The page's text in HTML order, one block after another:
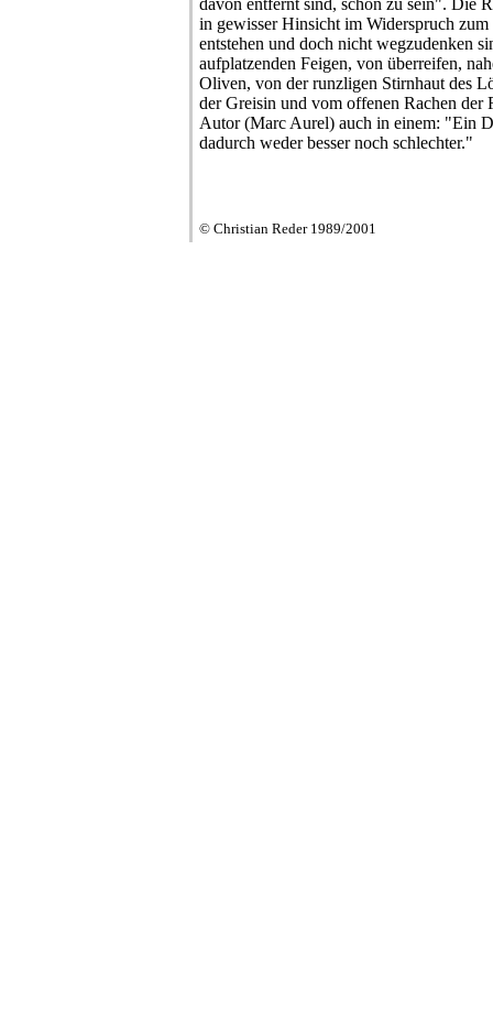
davon entfernt sind, schön zu sein". Die
in gewisser Hinsicht im Widerspruch zum
entstehen und doch nicht wegzudenken
aufplatzenden Feigen, von überreifen,
Oliven, von der runzligen Stirnhaut des
der Greisin und vom offenen Rachen der
Autor (Marc Aurel) auch in einem: "Ein
dadurch weder besser noch schlechter."
© Christian Reder 1989/2001